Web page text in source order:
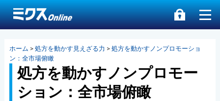
ホーム > 処方を動かす見えざる力 > 処方を動かすノンプロモーショ
ン：全市場俯瞰
処方を動かすノンプロモー
ション：全市場俯瞰